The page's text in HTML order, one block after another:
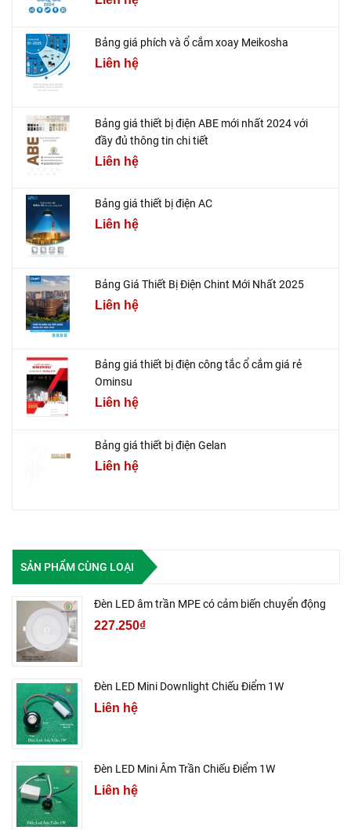
Bảng giá phích và ổ cắm xoay Meikosha
Liên hệ
Bảng giá thiết bị điện ABE mới nhất 2024 với
đầy đủ thông tin chi tiết
Liên hệ
Bảng giá thiết bị điện AC
Liên hệ
Bảng Giá Thiết Bị Điện Chint Mới Nhất 2025
Liên hệ
Bảng giá thiết bị điện công tắc ổ cắm giá rẻ
Ominsu
Liên hệ
Bảng giá thiết bị điện Gelan
Liên hệ
SẢN PHẨM CÙNG LOẠI
Đèn LED âm trần MPE có cảm biến chuyển động
227.250₫
Đèn LED Mini Downlight Chiếu Điểm 1W
Liên hệ
Đèn LED Mini Âm Trần Chiếu Điểm 1W
Liên hệ